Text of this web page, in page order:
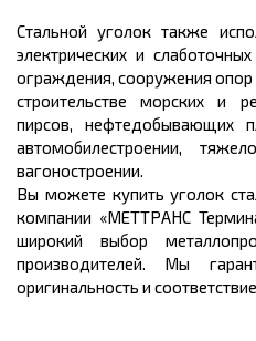
Стальной уголок также
электрических и
ограждения, сооружения опор
строительстве морских и
пирсов, нефтедобывающих
автомобилестроении,
вагоностроении.
Вы можете купитьуголок
компании «МЕТТРАНС
широкий выбор
производителей. Мы
оригинальность и